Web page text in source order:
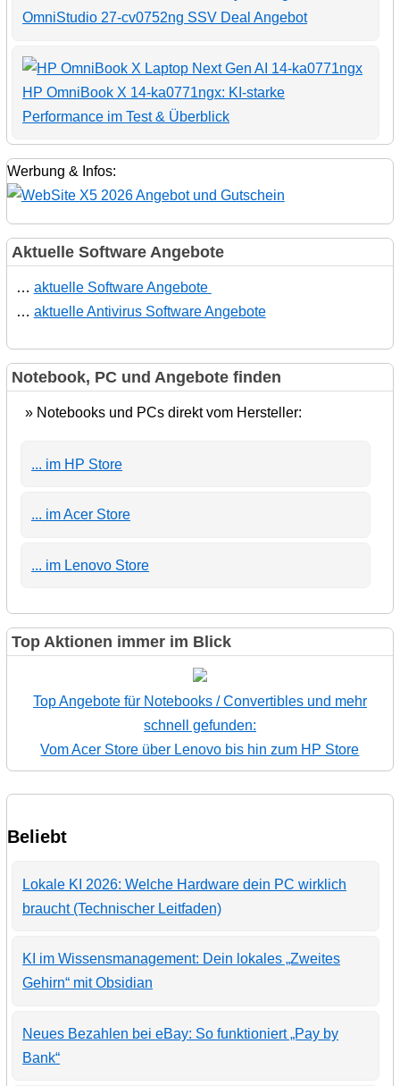
OmniStudio 27-cv0752ng SSV Deal Angebot
HP OmniBook X 14-ka0771ngx: KI-starke
Performance im Test & Überblick
Werbung & Infos:
Aktuelle Software Angebote
… aktuelle Software Angebote
… aktuelle Antivirus Software Angebote
Notebook, PC und Angebote finden
» Notebooks und PCs direkt vom Hersteller:
... im HP Store
... im Acer Store
... im Lenovo Store
Top Aktionen immer im Blick
Top Angebote für Notebooks / Convertibles und mehr
schnell gefunden:
Vom Acer Store über Lenovo bis hin zum HP Store
Beliebt
Lokale KI 2026: Welche Hardware dein PC wirklich
braucht (Technischer Leitfaden)
KI im Wissensmanagement: Dein lokales „Zweites
Gehirn“ mit Obsidian
Neues Bezahlen bei eBay: So funktioniert „Pay by
Bank“